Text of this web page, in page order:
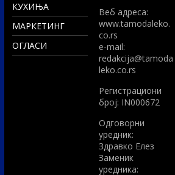
КУХИЊА
МАРКЕТИНГ
ОГЛАСИ
Вeб адреса:
www.tamodaleko.
co.rs
e-mail:
redakcija@tamoda
leko.co.rs
Регистрациони
број: IN000672
Одговорни
уредник:
Здравко Елез
Заменик
уредника: